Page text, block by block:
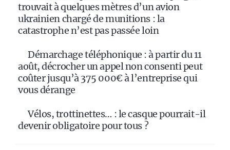
trouvait à quelques mètres d’un avion
ukrainien chargé de munitions : la
catastrophe n’est pas passée loin
Démarchage téléphonique : à partir du 11
août, décrocher un appel non consenti peut
coûter jusqu’à 375 000€ à l’entreprise qui
vous dérange
Vélos, trottinettes… : le casque pourrait-il
devenir obligatoire pour tous ?